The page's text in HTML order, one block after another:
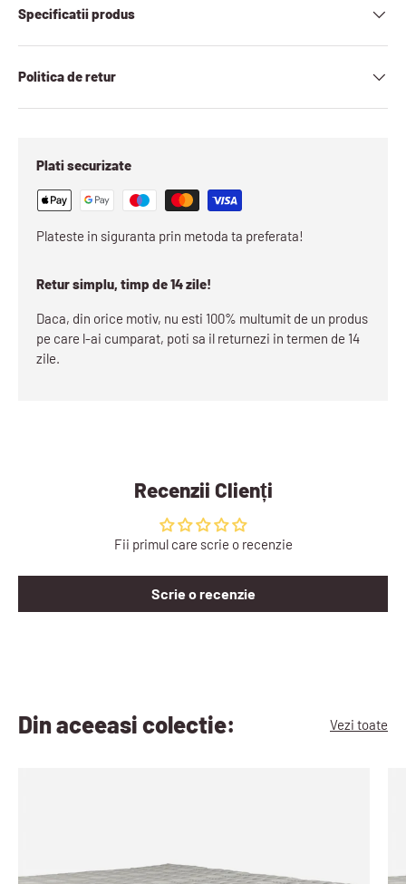
Specificatii produs
Politica de retur
Plati securizate
Plateste in siguranta prin metoda ta preferata!
Retur simplu, timp de 14 zile!
Daca, din orice motiv, nu esti 100% multumit de un produs
pe care l-ai cumparat, poti sa il returnezi in termen de 14
zile.
Recenzii Clienți
Fii primul care scrie o recenzie
Scrie o recenzie
Din aceeasi colectie: Vezi toate